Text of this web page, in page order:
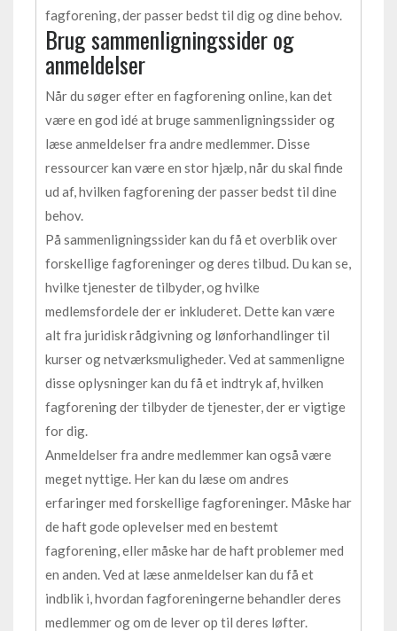
fagforening, der passer bedst til dig og dine behov.
Brug sammenligningssider og
anmeldelser
Når du søger efter en fagforening online, kan det
være en god idé at bruge sammenligningssider og
læse anmeldelser fra andre medlemmer. Disse
ressourcer kan være en stor hjælp, når du skal finde
ud af, hvilken fagforening der passer bedst til dine
behov.
På sammenligningssider kan du få et overblik over
forskellige fagforeninger og deres tilbud. Du kan se,
hvilke tjenester de tilbyder, og hvilke
medlemsfordele der er inkluderet. Dette kan være
alt fra juridisk rådgivning og lønforhandlinger til
kurser og netværksmuligheder. Ved at sammenligne
disse oplysninger kan du få et indtryk af, hvilken
fagforening der tilbyder de tjenester, der er vigtige
for dig.
Anmeldelser fra andre medlemmer kan også være
meget nyttige. Her kan du læse om andres
erfaringer med forskellige fagforeninger. Måske har
de haft gode oplevelser med en bestemt
fagforening, eller måske har de haft problemer med
en anden. Ved at læse anmeldelser kan du få et
indblik i, hvordan fagforeningerne behandler deres
medlemmer og om de lever op til deres løfter.